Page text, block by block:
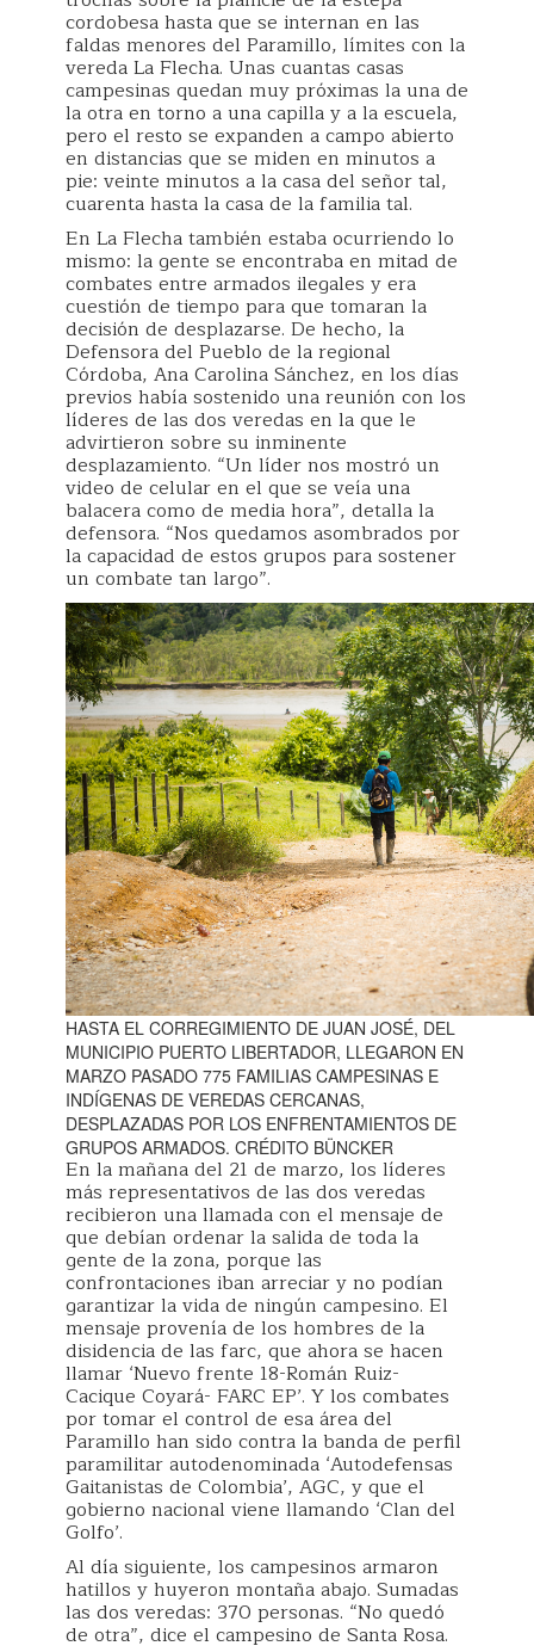
cordobesa hasta que se internan en las
faldas menores del Paramillo, límites con la
vereda La Flecha. Unas cuantas casas
campesinas quedan muy próximas la una de
la otra en torno a una capilla y a la escuela,
pero el resto se expanden a campo abierto
en distancias que se miden en minutos a
pie: veinte minutos a la casa del señor tal,
cuarenta hasta la casa de la familia tal.
En La Flecha también estaba ocurriendo lo
mismo: la gente se encontraba en mitad de
combates entre armados ilegales y era
cuestión de tiempo para que tomaran la
decisión de desplazarse. De hecho, la
Defensora del Pueblo de la regional
Córdoba, Ana Carolina Sánchez, en los días
previos había sostenido una reunión con los
líderes de las dos veredas en la que le
advirtieron sobre su inminente
desplazamiento. “Un líder nos mostró un
video de celular en el que se veía una
balacera como de media hora”, detalla la
defensora. “Nos quedamos asombrados por
la capacidad de estos grupos para sostener
un combate tan largo”.
HASTA EL CORREGIMIENTO DE JUAN JOSÉ, DEL
MUNICIPIO PUERTO LIBERTADOR, LLEGARON EN
MARZO PASADO 775 FAMILIAS CAMPESINAS E
INDÍGENAS DE VEREDAS CERCANAS,
DESPLAZADAS POR LOS ENFRENTAMIENTOS DE
GRUPOS ARMADOS. CRÉDITO BÜNCKER
En la mañana del 21 de marzo, los líderes
más representativos de las dos veredas
recibieron una llamada con el mensaje de
que debían ordenar la salida de toda la
gente de la zona, porque las
confrontaciones iban arreciar y no podían
garantizar la vida de ningún campesino. El
mensaje provenía de los hombres de la
disidencia de las farc, que ahora se hacen
llamar ‘Nuevo frente 18-Román Ruiz-
Cacique Coyará- FARC EP’. Y los combates
por tomar el control de esa área del
Paramillo han sido contra la banda de perfil
paramilitar autodenominada ‘Autodefensas
Gaitanistas de Colombia’, AGC, y que el
gobierno nacional viene llamando ‘Clan del
Golfo’.
Al día siguiente, los campesinos armaron
hatillos y huyeron montaña abajo. Sumadas
las dos veredas: 370 personas. “No quedó
de otra”, dice el campesino de Santa Rosa.